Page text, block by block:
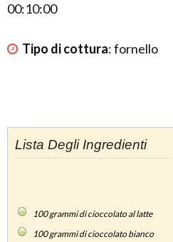
00:10:00
Tipo di cottura:fornello
Lista Degli Ingredienti
100grammi di cioccolato al latte
100grammi di cioccolato bianco